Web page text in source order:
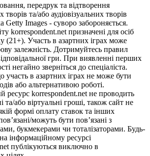
передрук та відтворення
творів та/або аудіовізуальних творів
Getty Images - суворо забороняється.
korrespondent.net призначені для осіб
(21+). Участь в азартних іграх може
залежність. Дотримуйтесь правил
гри. При виявленні перших
негайно зверніться до спеціаліста.
участь в азартних іграх не може бути
або альтернативою роботі.
ресурс korrespondent.net не проводить
та/або віртуальні гроші, також сайт не
формі оплату ставок та інших
можуть бути пов’язані з
букмекерами чи тоталізаторами. Будь-
інформаційному ресурсі
публікуються виключно в